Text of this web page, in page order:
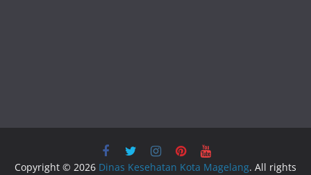
Copyright © 2026 Dinas Kesehatan Kota Magelang. All rights